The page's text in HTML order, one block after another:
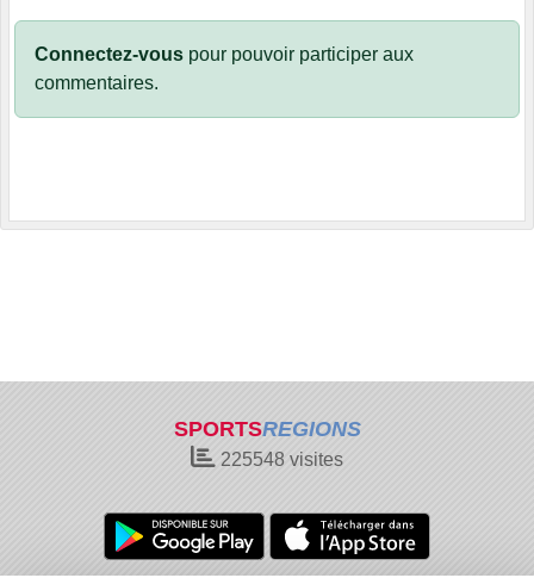
Connectez-vous pour pouvoir participer aux
commentaires.
SPORTSREGIONS
225548 visites